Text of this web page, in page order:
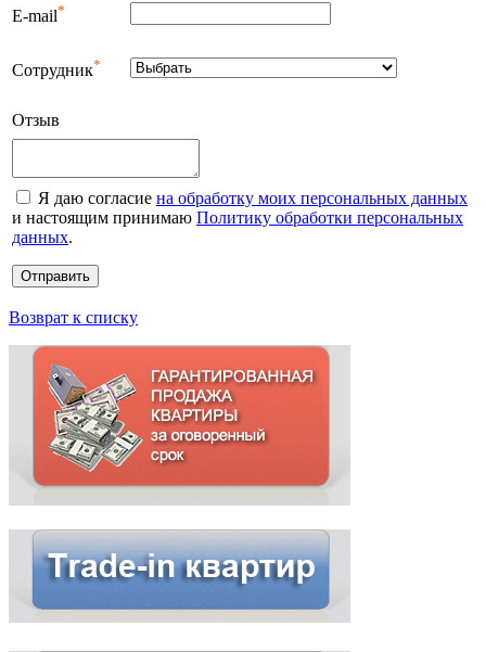
E-mail*
Сотрудник*
Отзыв
Я даю согласие на обработку моих персональных данных
и настоящим принимаю Политику обработки персональных
данных.
Возврат к списку